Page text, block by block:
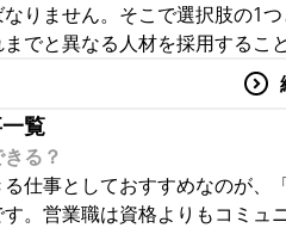
りません。そこで選択肢の1
でと異なる人材を採用するこ
覧
る？
仕事としておすすめなのが、
。営業職は資格よりもコミュ